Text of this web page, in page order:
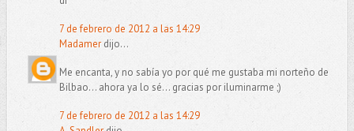
7 de febrero de 2012 a las 14:29
Madamerdijo...
Me encanta, y no sabía yo por qué me gustaba mi norteño de
Bilbao... ahora ya lo sé... gracias por iluminarme ;)
7 de febrero de 2012 a las 14:29